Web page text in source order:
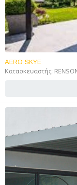
AERO SKYE
Κατασκευαστής: